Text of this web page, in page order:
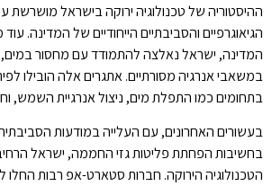
ההיסטוריה של טכנולוגיה ירוקה בישראל מושרשת
הגיאוגרפיים והסביבתיים הייחודיים של המדינה.
המדינה, ישראל נאלצה להתמודד עם מחסור במים,
במשאבי אנרגיה מסורתיים. אתגרים אלה הובילו
בתחומים כמו התפלת מים, ניצול אנרגיית השמש,
בעשורים האחרונים, עם העלייה במודעות
בחשיבות הפחתת פליטות גזי החממה, ישראל
הטכנולוגיה הירוקה. חברות סטארט-אפ רבות החלו